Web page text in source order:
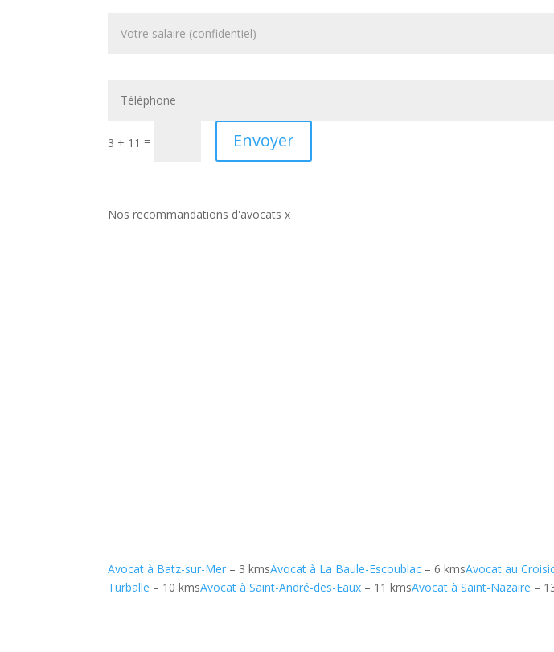
3 + 11 = Envoyer
Nos recommandations d'avocats x
Avocat à Batz-sur-Mer – 3 kmsAvocat à La Baule-Escoublac – 6 kmsAvocat au
Turballe – 10 kmsAvocat à Saint-André-des-Eaux – 11 kmsAvocat à Saint-Nazaire –